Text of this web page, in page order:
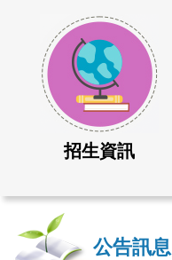
招生資訊
公告訊息